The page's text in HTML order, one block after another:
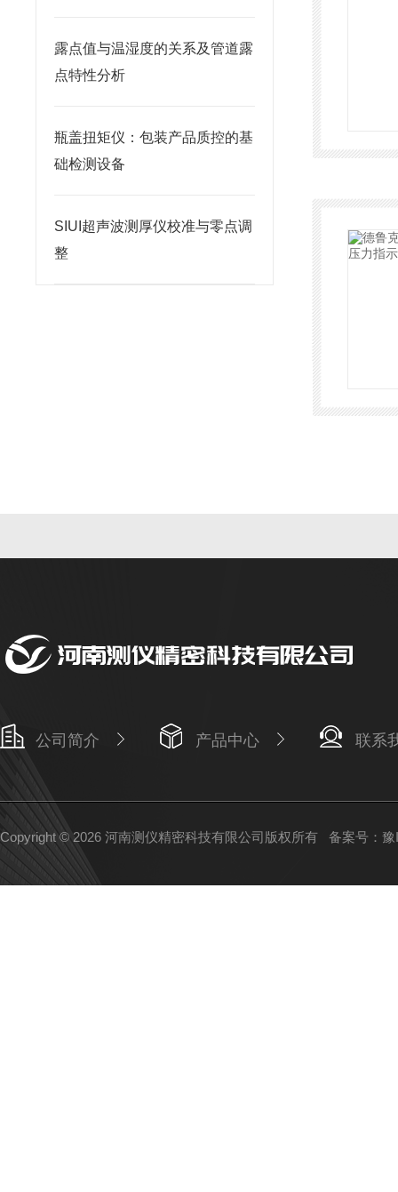
露点值与温湿度的关系及管道露
点特性分析
瓶盖扭矩仪：包装产品质控的基
础检测设备
SIUI超声波测厚仪校准与零点调
整
公司简介 产品中心 联系
Copyright © 2026 河南测仪精密科技有限公司版权所有 备案号：